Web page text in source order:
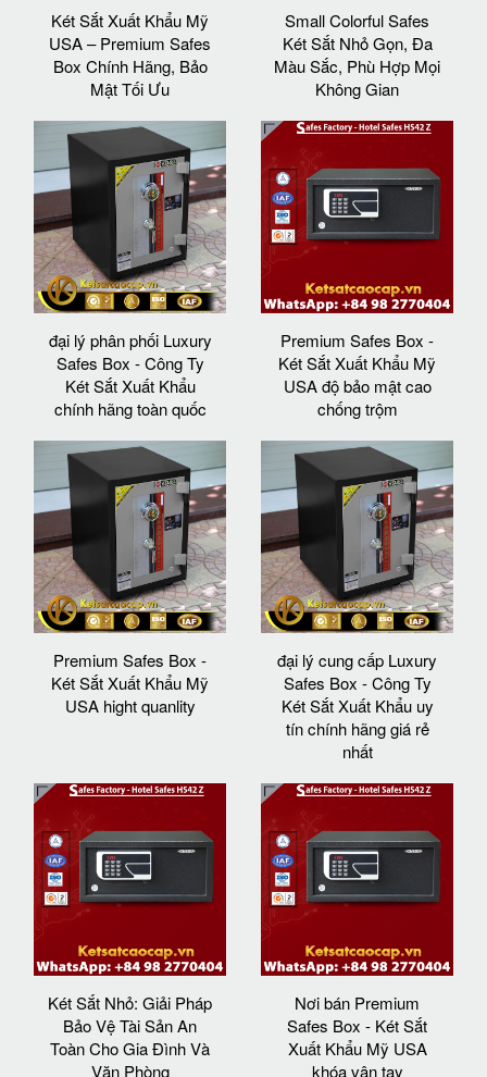
Két Sắt Xuất Khẩu Mỹ
USA – Premium Safes
Box Chính Hãng, Bảo
Mật Tối Ưu
Small Colorful Safes
Két Sắt Nhỏ Gọn, Đa
Màu Sắc, Phù Hợp Mọi
Không Gian
đại lý phân phối Luxury
Safes Box - Công Ty
Két Sắt Xuất Khẩu
chính hãng toàn quốc
Premium Safes Box -
Két Sắt Xuất Khẩu Mỹ
USA độ bảo mật cao
chống trộm
Premium Safes Box -
Két Sắt Xuất Khẩu Mỹ
USA hight quanlity
đại lý cung cấp Luxury
Safes Box - Công Ty
Két Sắt Xuất Khẩu uy
tín chính hãng giá rẻ
nhất
Két Sắt Nhỏ: Giải Pháp
Bảo Vệ Tài Sản An
Toàn Cho Gia Đình Và
Văn Phòng
Nơi bán Premium
Safes Box - Két Sắt
Xuất Khẩu Mỹ USA
khóa vân tay